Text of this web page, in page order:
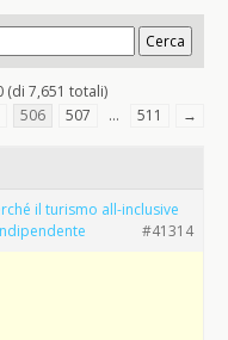
(di 7,651 totali)
506 507 … 511 →
il turismo all-inclusive
#41314